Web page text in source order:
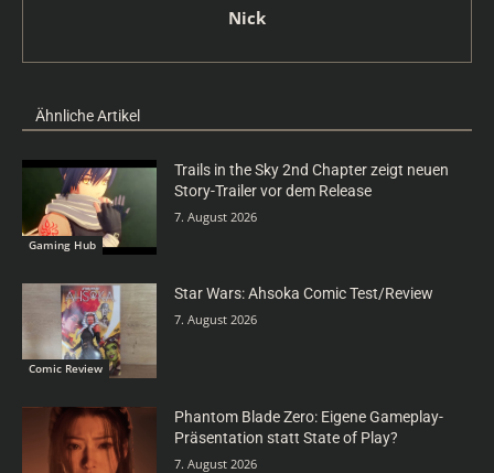
Nick
Ähnliche Artikel
Gaming Hub
Trails in the Sky 2nd Chapter zeigt neuen
Story-Trailer vor dem Release
7. August 2026
Comic Review
Star Wars: Ahsoka Comic Test/Review
7. August 2026
Phantom Blade Zero: Eigene Gameplay-
Präsentation statt State of Play?
7. August 2026